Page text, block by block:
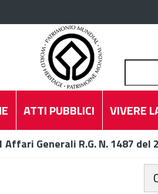
ATTI PUBBLICI VIVERE
Generali R.G. N. 1487 del